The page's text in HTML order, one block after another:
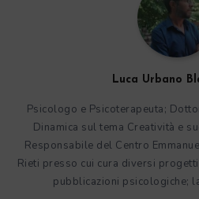
Luca Urbano
Psicologo e Psicoterapeuta;
Dinamica sul tema Creatività e
Responsabile del Centro
Rieti presso cui cura diversi
pubblicazioni psicologiche;